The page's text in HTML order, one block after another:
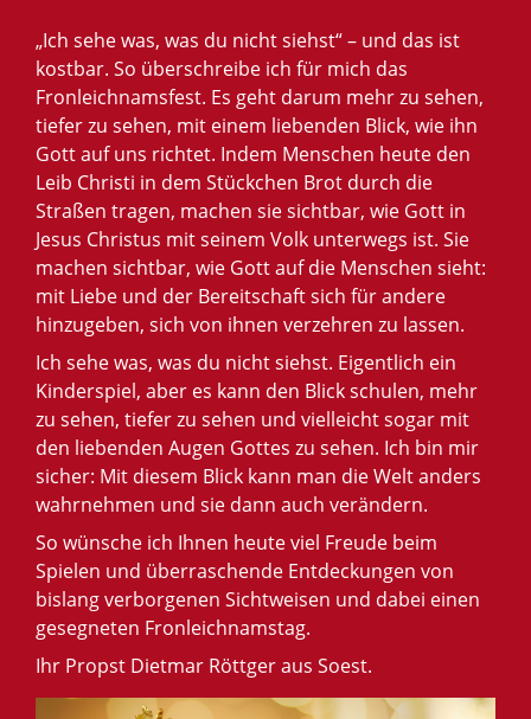
„Ich sehe was, was du nicht siehst“ – und das ist
kostbar. So überschreibe ich für mich das
Fronleichnamsfest. Es geht darum mehr zu sehen,
tiefer zu sehen, mit einem liebenden Blick, wie ihn
Gott auf uns richtet. Indem Menschen heute den
Leib Christi in dem Stückchen Brot durch die
Straßen tragen, machen sie sichtbar, wie Gott in
Jesus Christus mit seinem Volk unterwegs ist. Sie
machen sichtbar, wie Gott auf die Menschen sieht:
mit Liebe und der Bereitschaft sich für andere
hinzugeben, sich von ihnen verzehren zu lassen.
Ich sehe was, was du nicht siehst. Eigentlich ein
Kinderspiel, aber es kann den Blick schulen, mehr
zu sehen, tiefer zu sehen und vielleicht sogar mit
den liebenden Augen Gottes zu sehen. Ich bin mir
sicher: Mit diesem Blick kann man die Welt anders
wahrnehmen und sie dann auch verändern.
So wünsche ich Ihnen heute viel Freude beim
Spielen und überraschende Entdeckungen von
bislang verborgenen Sichtweisen und dabei einen
gesegneten Fronleichnamstag.
Ihr Propst Dietmar Röttger aus Soest.